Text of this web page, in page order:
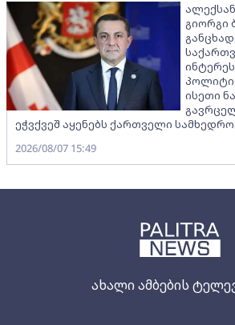
ახალი ამბების
გიორგი
ისეთი
ეჭვქვეშ აყენებს ქართველი
2026/08/07 15:49